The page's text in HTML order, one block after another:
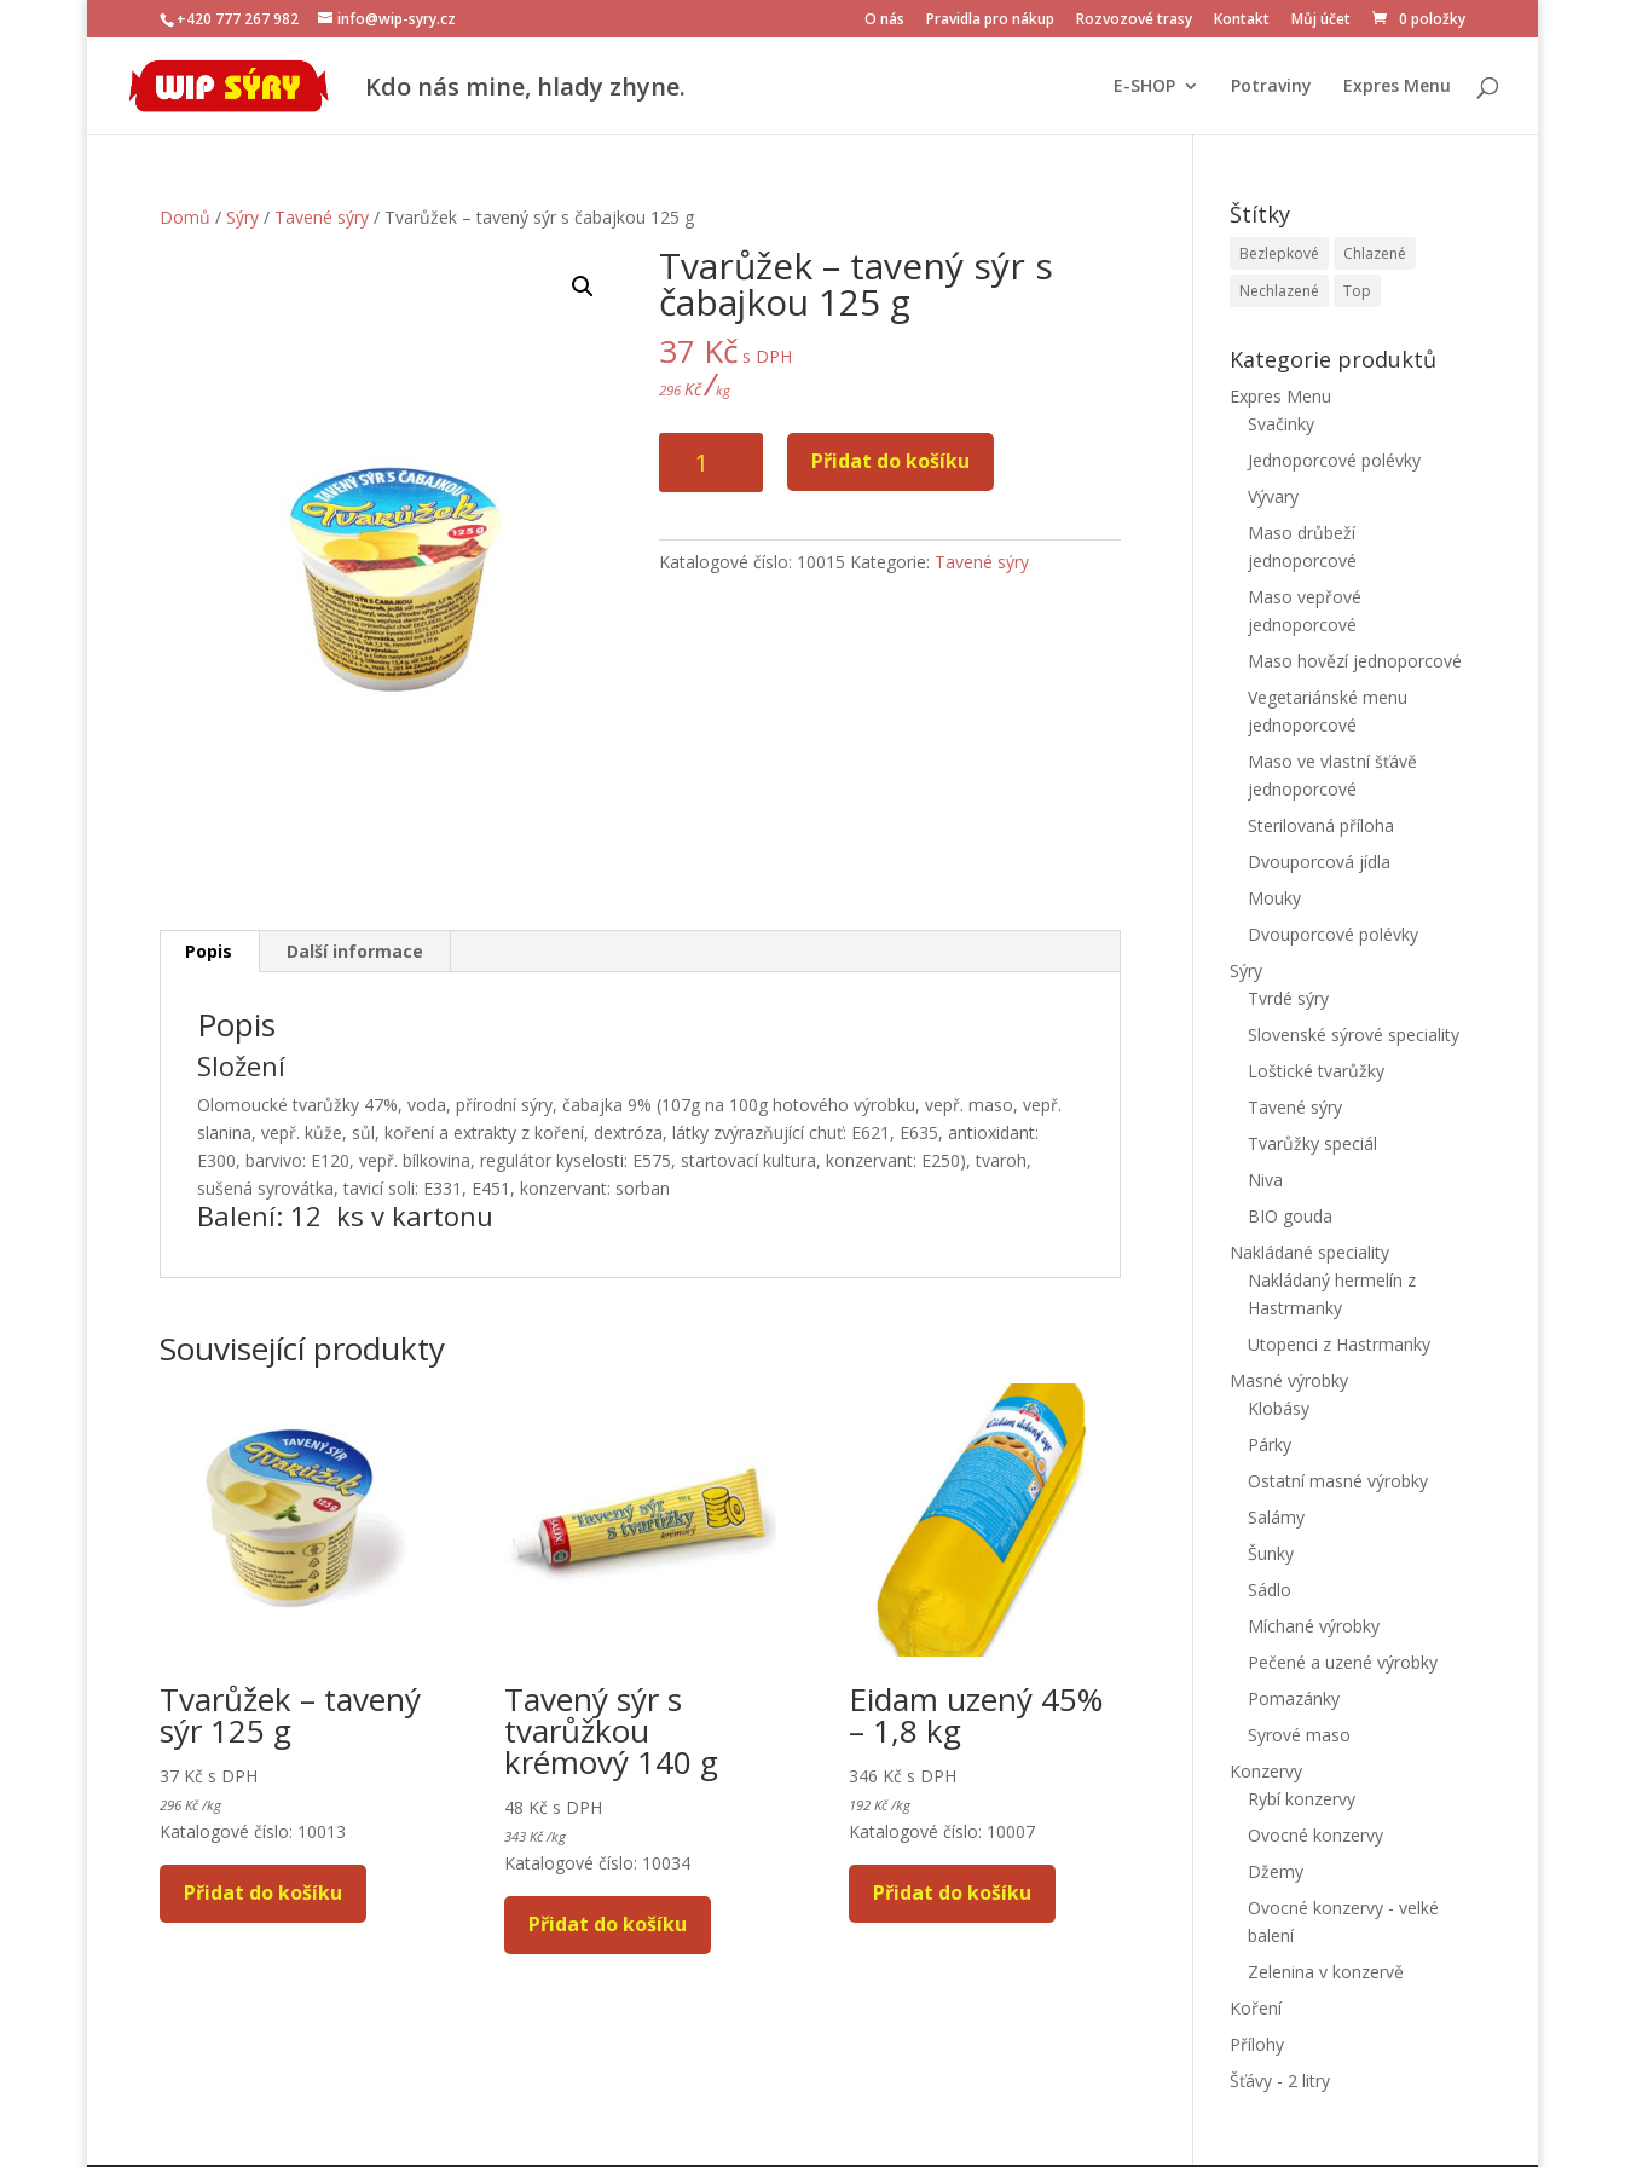
+420 777 267 982 info@wip-syry.cz O nás Pravidla pro nákup Rozvozové trasy Kontakt Můj účet 0 položky
Kdo nás mine, hlady zhyne. E-SHOP Potraviny Expres Menu
Domů / Sýry / Tavené sýry / Tvarůžek – tavený sýr s čabajkou 125 g
Tvarůžek – tavený sýr s
čabajkou 125 g
37 Kč s DPH
296Kč/kg
s
Přidat do košíku
Katalogové číslo: 10015 Kategorie: Tavené sýry
Popis Další informace
Popis
Složení
Olomoucké tvarůžky 47%, voda, přírodní sýry, čabajka 9% (107g na 100g hotového výrobku, vepř. maso, vepř.
slanina, vepř. kůže, sůl, koření a extrakty z koření, dextróza, látky zvýrazňující chuť: E621, E635, antioxidant:
E300, barvivo: E120, vepř. bílkovina, regulátor kyselosti: E575, startovací kultura, konzervant: E250), tvaroh,
sušená syrovátka, tavicí soli: E331, E451, konzervant: sorban
Balení: 12 ks v kartonu
Související produkty
Tvarůžek – tavený
sýr 125 g
37 Kč s DPH
296 Kč /kg
Katalogové číslo: 10013
Přidat do košíku
Tavený sýr s
tvarůžkou
krémový 140 g
48 Kč s DPH
343 Kč /kg
Katalogové číslo: 10034
Přidat do košíku
Eidam uzený 45%
– 1,8 kg
346 Kč s DPH
192 Kč /kg
Katalogové číslo: 10007
Přidat do košíku
Štítky
Bezlepkové
Chlazené
Nechlazené
Top
Kategorie produktů
Expres Menu
Svačinky
Jednoporcové polévky
Vývary
Maso drůbeží
jednoporcové
Maso vepřové
jednoporcové
Maso hovězí jednoporcové
Vegetariánské menu
jednoporcové
Maso ve vlastní šťávě
jednoporcové
Sterilovaná příloha
Dvouporcová jídla
Mouky
Dvouporcové polévky
Sýry
Tvrdé sýry
Slovenské sýrové speciality
Loštické tvarůžky
Tavené sýry
Tvarůžky speciál
Niva
BIO gouda
Nakládané speciality
Nakládaný hermelín z
Hastrmanky
Utopenci z Hastrmanky
Masné výrobky
Klobásy
Párky
Ostatní masné výrobky
Salámy
Šunky
Sádlo
Míchané výrobky
Pečené a uzené výrobky
Pomazánky
Syrové maso
Konzervy
Rybí konzervy
Ovocné konzervy
Džemy
Ovocné konzervy - velké
balení
Zelenina v konzervě
Koření
Přílohy
Šťávy - 2 litry